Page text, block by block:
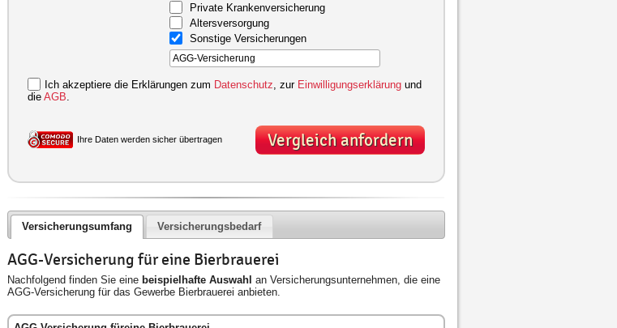
Private Krankenversicherung
Altersversorgung
Sonstige Versicherungen
Ich akzeptiere die Erklärungen zum Datenschutz , zur Einwilligungserklärung und
die AGB.
Ihre Daten werden sicher übertragen Vergleich anfordern
Versicherungsumfang Versicherungsbedarf
AGG-Versicherung für eine Bierbrauerei
Nachfolgend finden Sie eine beispielhafte Auswahl an Versicherungsunternehmen, die eine
AGG-Versicherung für das Gewerbe Bierbrauerei anbieten.